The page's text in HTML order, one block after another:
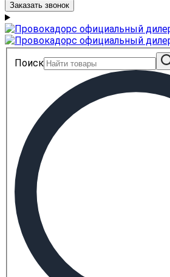
Заказать звонок
Поиск